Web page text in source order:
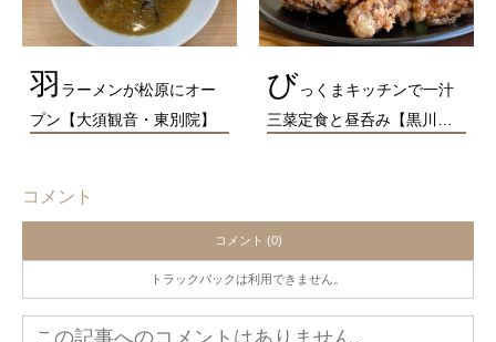
羽 ラーメンが松原にオー
プン【大須観音・東別院】
びっくまキッチンで一汁
三菜定食と昼呑み【黒川…
コメント
コメント (0)
トラックバックは利用できません。
この記事へのコメントはありません。